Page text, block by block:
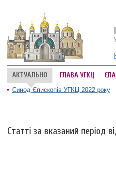
АКТУАЛЬНО ГЛАВА УГКЦ
Синод Єпископів УГКЦ 2022 року
Статті за вказаний період